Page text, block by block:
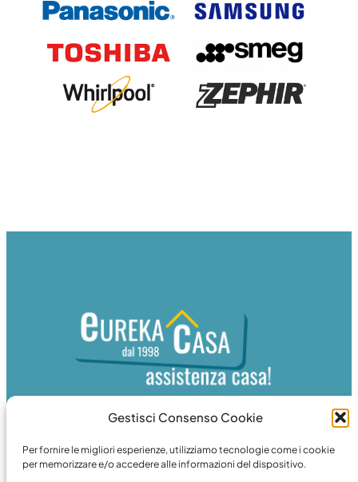
Gestisci Consenso Cookie
Per fornire le migliori esperienze, utilizziamo tecnologie come i cookie
per memorizzare e/o accedere alle informazioni del dispositivo.
Eureka Sistemi Srl